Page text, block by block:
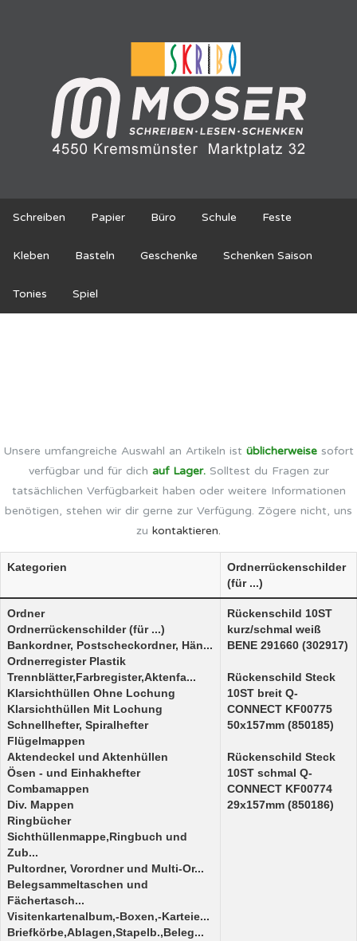
Schreiben Papier Büro Schule Feste
Kleben Basteln Geschenke Schenken Saison
Tonies Spiel
Unsere umfangreiche Auswahl an Artikeln ist üblicherweise sofort
verfügbar und für dich auf Lager.Solltest du Fragen zur
tatsächlichen Verfügbarkeit haben oder weitere Informationen
benötigen, stehen wir dir gerne zur Verfügung. Zögere nicht, uns
zu kontaktieren.
Kategorien
Ordnerrückenschilder
(für ...)
Ordner
Ordnerrückenschilder (für ...)
Bankordner, Postscheckordner, Hän...
Ordnerregister Plastik
Trennblätter,Farbregister,Aktenfa...
Klarsichthüllen Ohne Lochung
Klarsichthüllen Mit Lochung
Schnellhefter, Spiralhefter
Flügelmappen
Aktendeckel und Aktenhüllen
Ösen - und Einhakhefter
Combamappen
Div. Mappen
Ringbücher
Sichthüllenmappe,Ringbuch und
Zub...
Pultordner, Vorordner und Multi-Or...
Belegsammeltaschen und
Fächertasch...
Visitenkartenalbum,-Boxen,-Karteie...
Briefkörbe,Ablagen,Stapelb.,Beleg...
Rückenschild 10ST
kurz/schmal weiß
BENE 291660 (302917)
Rückenschild Steck
10ST breit Q-
CONNECT KF00775
50x157mm (850185)
Rückenschild Steck
10ST schmal Q-
CONNECT KF00774
29x157mm (850186)